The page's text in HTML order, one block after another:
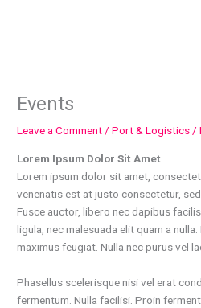
Events
Leave a Comment /Port & Logistics /
Lorem Ipsum Dolor Sit Amet
Lorem ipsum dolor sit amet,
venenatis est at justo consectetur,
Fusce auctor, libero nec dapibus
ligula, nec malesuada elit quam a
maximus feugiat. Nulla nec purus vel
Phasellus scelerisque nisi vel erat
fermentum. Nulla facilisi. Proin